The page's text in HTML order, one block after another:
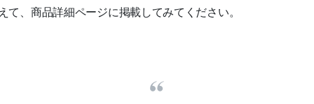
て、商品詳細ページに掲載してみてください。